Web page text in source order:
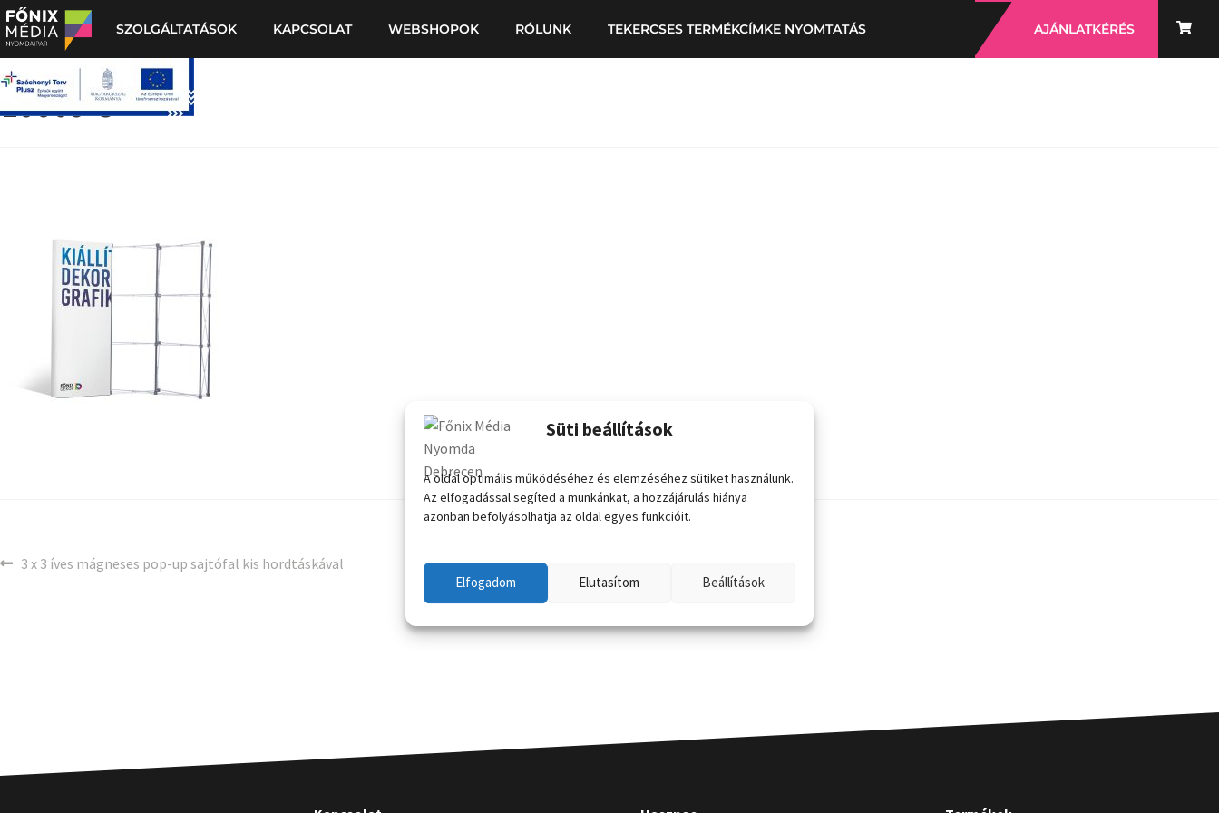
Süti beállítások
A oldal optimális működéséhez és elemzéséhez sütiket használunk.
Az elfogadással segíted a munkánkat, a hozzájárulás hiánya
azonban befolyásolhatja az oldal egyes funkcióit.
Elfogadom Elutasítom Beállítások
SZOLGÁLTATÁSOK KAPCSOLAT WEBSHOPOK RÓLUNK TEKERCSES TERMÉKCÍMKE NYOMTATÁS AJÁNLATKÉRÉS
10009-3
3 x 3 íves mágneses pop-up sajtófal kis hordtáskával